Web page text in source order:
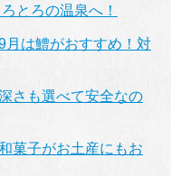
とろの温泉へ！
月は鱧がおすすめ！対
さも選べて安全なの
菓子がお土産にもお